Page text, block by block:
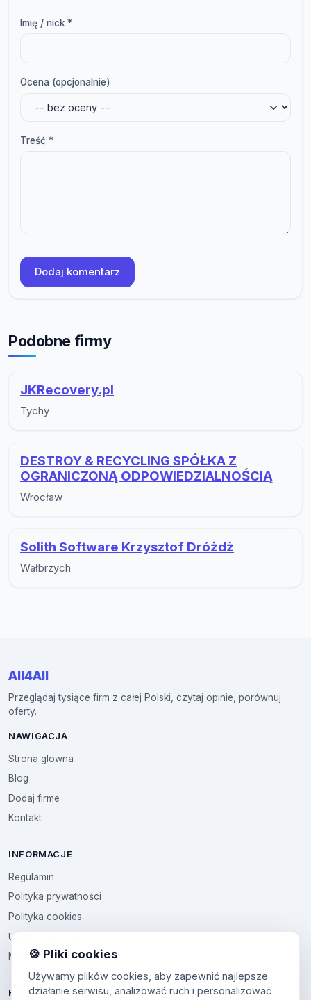
Imię / nick *
Ocena (opcjonalnie)
Treść *
Dodaj komentarz
Podobne firmy
JKRecovery.pl
Tychy
DESTROY & RECYCLING SPÓŁKA Z
OGRANICZONĄ ODPOWIEDZIALNOŚCIĄ
Wrocław
Solith Software Krzysztof Dróżdż
Wałbrzych
All4All
Przeglądaj tysiące firm z całej Polski, czytaj opinie, porównuj
oferty.
NAWIGACJA
Strona glowna
Blog
Dodaj firme
Kontakt
INFORMACJE
Regulamin
Polityka prywatności
Polityka cookies
Ustawienia cookies
Multikod
KONTO
🍪 Pliki cookies
Używamy plików cookies, aby zapewnić najlepsze
działanie serwisu, analizować ruch i personalizować